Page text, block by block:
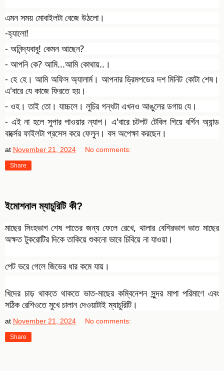
এমন সময় মোবাইলটা বেজে উঠলো।
-হ্যালো!
- অনিন্দ্যবাবু! কেমন আছেন?
- আপনি কে? আমি...আমি কোথায়..।
- হে হে। আমি অফিস অ্যালার্ম। আপনার ড্রিমপডের দশ মিনিট কোটা শেষ।
এ'বারে যে কাজে ফিরতে হয়।
- ওহ। তাই তো। যাচ্চলে। লুচির গন্ধটা এখনও আঙুলের ডগায় যে।
- এই না হলে সুপার পাওয়ার ন্যাপ। এ'বারে চটপট টেবিল গিয়ে বর্গিন অ্যান্ড
বার্ক্সের ফাইলটা প্রসেস করে ফেলুন। বস অপেক্ষা করছেন।
at November 21, 2024 No comments:
Share
ইমোশনাল ম্যাচুরিটি কী?
মাছের সিংহভাগ শেষ পাতের জন্য ফেলে রেখে, থালার বেশিরভাগ ভাত মাছের
অক্ষত টুকরোটির দিকে তাকিয়ে শুকনো ভাবে চিবিয়ে না যাওয়া।
পেট ভরে গেলে জিভের ধার কমে যায়।
খিদের চাড় থাকতে থাকতে ভাত-মাছের কম্বিনেশন সুন্দর মাপা পরিমাণে এবং
সঠিক রেশিওতে মুখে চালান দেওয়াটাই ম্যাচুরিটি।
at November 21, 2024 No comments:
Share